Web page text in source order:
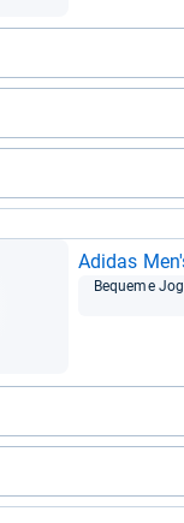
Adi­das
Bequeme